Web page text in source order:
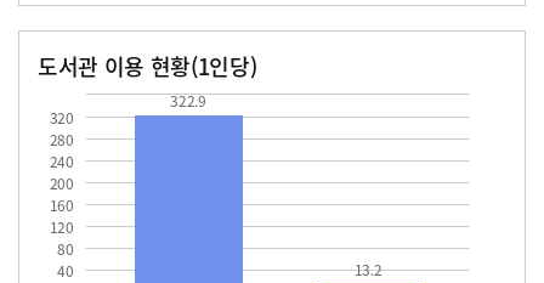
도서관 이용 현황(1인당)
40
80
120
160
200
240
280
320
322.9
13.2